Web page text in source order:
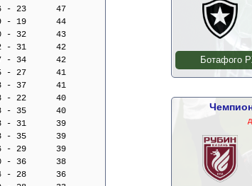
- 23      47
- 19      44
- 32      43
- 31      42
- 34      42
- 27      41
- 37      41
- 22      40
- 35      40
- 31      39
- 35      39
- 29      39
- 36      38
- 28      36
Ботафого